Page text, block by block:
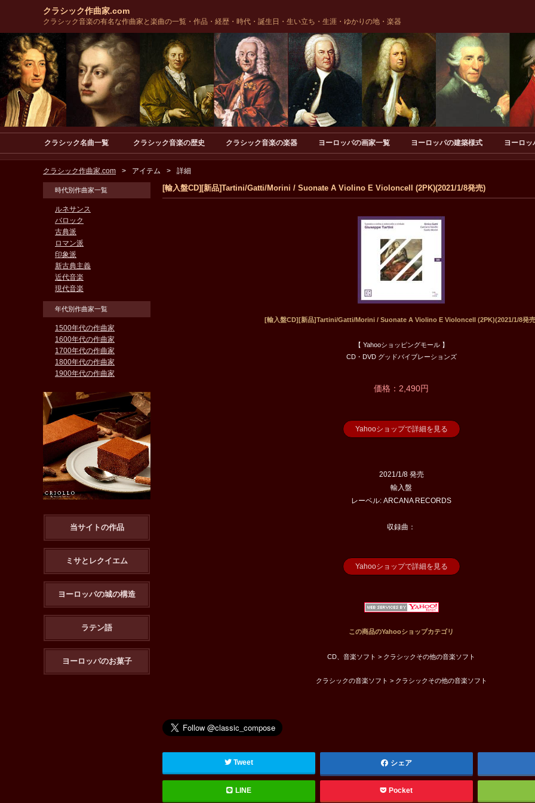
クラシック作曲家.com
クラシック音楽の有名な作曲家と楽曲の一覧・作品・経歴・時代・誕生日・生い立ち・生涯・ゆかりの地・楽器
クラシック名曲一覧 クラシック音楽の歴史 クラシック音楽の楽器 ヨーロッパの画家一覧 ヨーロッパの建築様式 ヨーロッ
クラシック作曲家.com アイテム 詳細
[輸入盤CD][新品]Tartini/Gatti/Morini / Suonate A Violino E Violoncell (2PK)(2021/1/8発売)
[輸入盤CD][新品]Tartini/Gatti/Morini / Suonate A Violino E Violoncell (2PK)(2021/1/8発
【 Yahooショッピングモール 】
CD・DVD グッドバイブレーションズ
価格：2,490円
Yahooショップで詳細を見る
2021/1/8 発売
輸入盤
レーベル: ARCANA RECORDS
収録曲：
Yahooショップで詳細を見る
この商品のYahooショップカテゴリ
CD、音楽ソフト > クラシックその他の音楽ソフト
クラシックの音楽ソフト > クラシックその他の音楽ソフト
Tweet シェア
LINE Pocket
時代別作曲家一覧
ルネサンス
バロック
古典派
ロマン派
印象派
新古典主義
近代音楽
現代音楽
年代別作曲家一覧
1500年代の作曲家
1600年代の作曲家
1700年代の作曲家
1800年代の作曲家
1900年代の作曲家
当サイトの作品
ミサとレクイエム
ヨーロッパの城の構造
ラテン語
ヨーロッパのお菓子